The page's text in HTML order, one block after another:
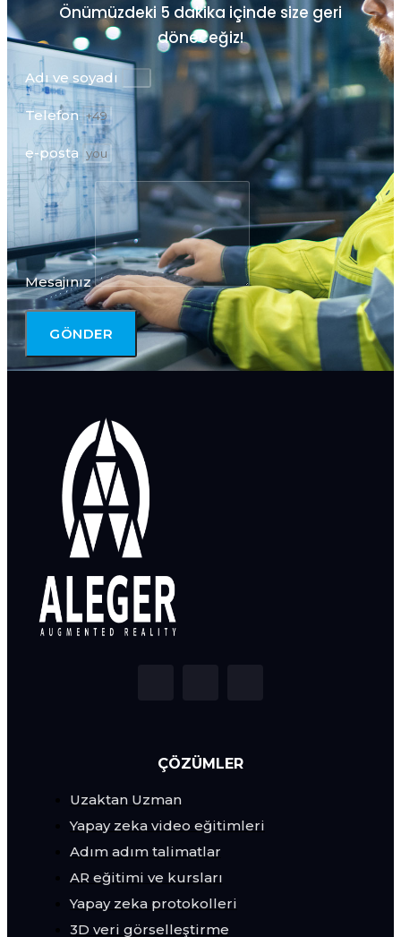
Önümüzdeki 5 dakika içinde size geri
döneceğiz!
Adı ve soyadı
Telefon
e-posta
Mesajınız
GÖNDER
ÇÖZÜMLER
Uzaktan Uzman
Yapay zeka video eğitimleri
Adım adım talimatlar
AR eğitimi ve kursları
Yapay zeka protokolleri
3D veri görselleştirme